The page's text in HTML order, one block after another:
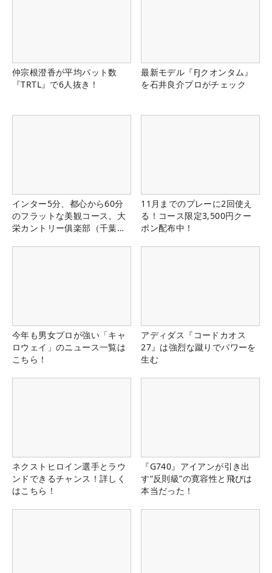
仲宗根澄香が平均パット数
『TRTL』で6人抜き！
最新モデル『FJクオンタム』
を石井良介プロがチェック
インター5分、都心から60分
のフラットな美観コース。大
栄カントリー俱楽部（千葉
11月までのプレーに2回使え
る！コース限定3,500円クー
ポン配布中！
今年も男女プロが強い「キャ
ロウェイ」のニュース一覧は
こちら！
アディダス『コードカオス
27』は強烈な蹴りでパワーを
生む
ネクストヒロイン選手とラウ
ンドできるチャンス！詳しく
はこちら！
『G740』アイアンが引き出
す“反則級”の寛容性と飛びは
本当だった！